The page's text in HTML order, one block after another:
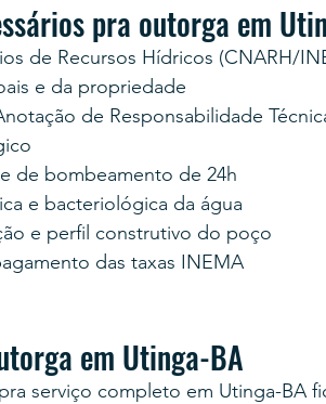
pra outorga em
de Recursos Hídricos (CNARH/
e da propriedade
de Responsabilidade
de bombeamento de 24h
e bacteriológica da água
e perfil construtivo do poço
das taxas INEMA
em Utinga-BA
serviço completo em Utinga-BA